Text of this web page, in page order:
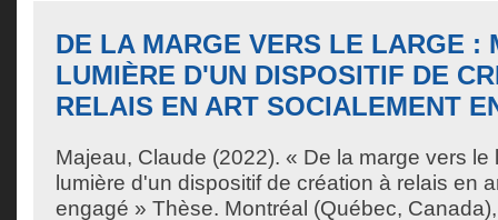
DE LA MARGE VERS LE LARGE :
LUMIÈRE D'UN DISPOSITIF DE
RELAIS EN ART SOCIALEMENT
Majeau, Claude (2022). « De la marge vers le
lumière d'un dispositif de création à relais en
engagé » Thèse. Montréal (Québec,